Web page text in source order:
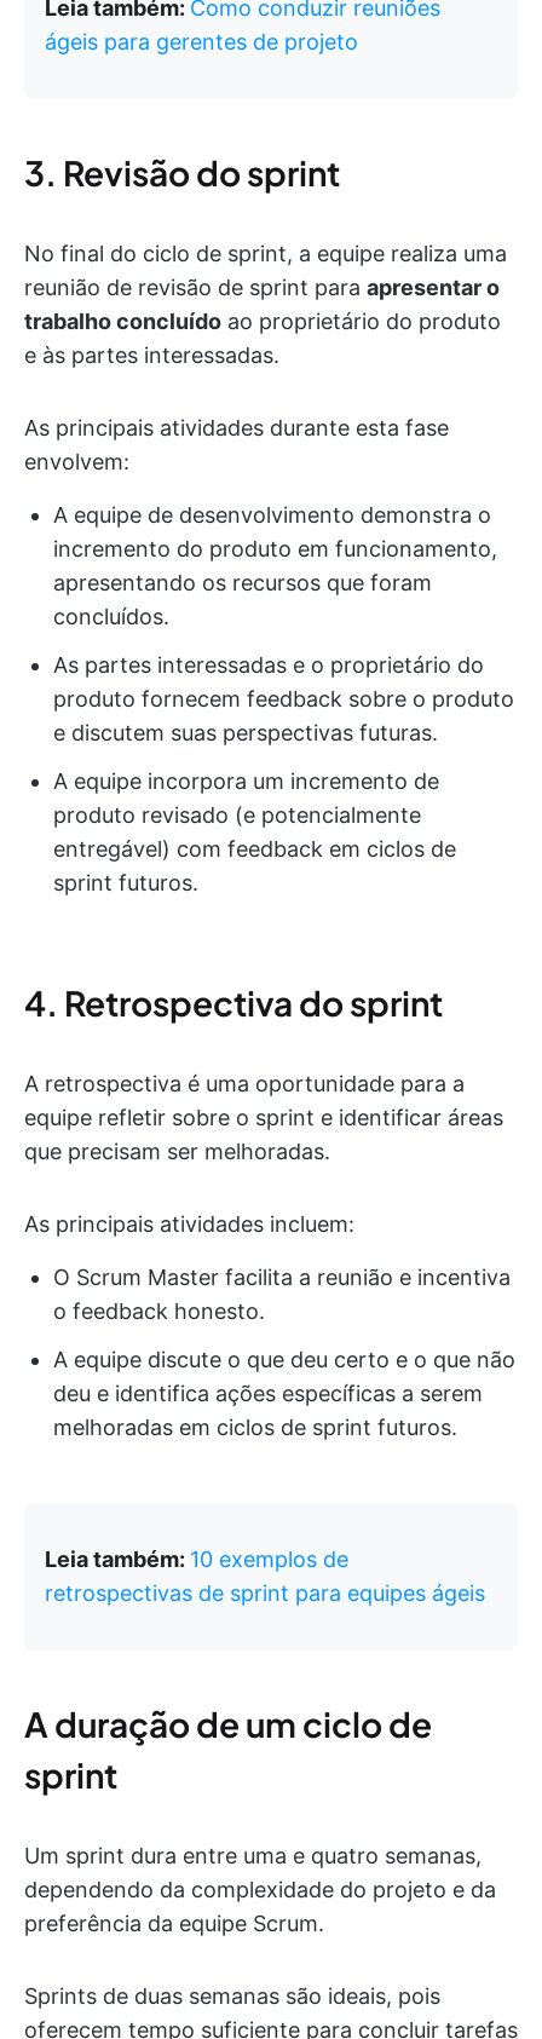
Leia também: Como conduzir reuniões
ágeis para gerentes de projeto
3. Revisão do sprint
No final do ciclo de sprint, a equipe realiza uma
reunião de revisão de sprint para apresentar o
trabalho concluído ao proprietário do produto
e às partes interessadas.
As principais atividades durante esta fase
envolvem:
A equipe de desenvolvimento demonstra o
incremento do produto em funcionamento,
apresentando os recursos que foram
concluídos.
As partes interessadas e o proprietário do
produto fornecem feedback sobre o produto
e discutem suas perspectivas futuras.
A equipe incorpora um incremento de
produto revisado (e potencialmente
entregável) com feedback em ciclos de
sprint futuros.
4. Retrospectiva do sprint
A retrospectiva é uma oportunidade para a
equipe refletir sobre o sprint e identificar áreas
que precisam ser melhoradas.
As principais atividades incluem:
O Scrum Master facilita a reunião e incentiva
o feedback honesto.
A equipe discute o que deu certo e o que não
deu e identifica ações específicas a serem
melhoradas em ciclos de sprint futuros.
Leia também: 10 exemplos de
retrospectivas de sprint para equipes ágeis
A duração de um ciclo de
sprint
Um sprint dura entre uma e quatro semanas,
dependendo da complexidade do projeto e da
preferência da equipe Scrum.
Sprints de duas semanas são ideais, pois
oferecem tempo suficiente para concluir tarefas